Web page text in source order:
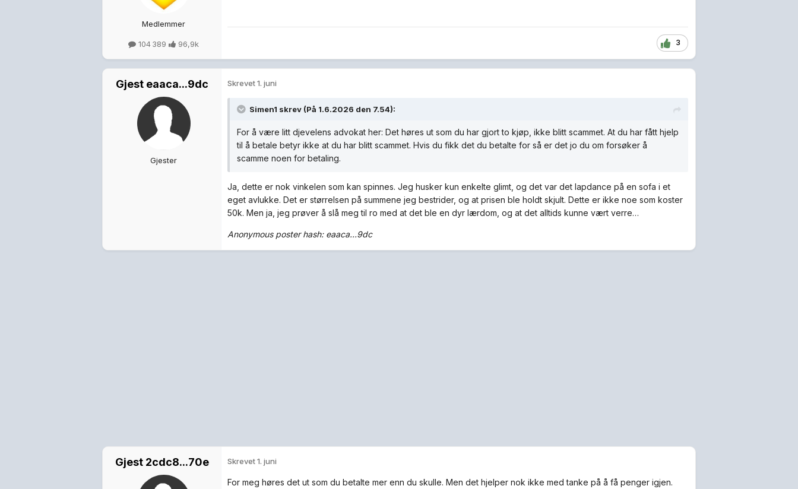
Medlemmer
104 389 96,9k 3
Gjest eaaca...9dc
Gjester
Skrevet1. juni
Simen1 skrev (På 1.6.2026 den 7.54):
For å være litt djevelens advokat her: Det høres ut som du har gjort to kjøp, ikke blitt scammet. At du har fått hjelp
til å betale betyr ikke at du har blitt scammet. Hvis du fikk det du betalte for så er det jo du om forsøker å
scamme noen for betaling.
Ja, dette er nok vinkelen som kan spinnes. Jeg husker kun enkelte glimt, og det var det lapdance på en sofa i et
eget avlukke. Det er størrelsen på summene jeg bestrider, og at prisen ble holdt skjult. Dette er ikke noe som koster
50k. Men ja, jeg prøver å slå meg til ro med at det ble en dyr lærdom, og at det alltids kunne vært verre…
Anonymous poster hash: eaaca...9dc
Gjest 2cdc8...70e Skrevet1. juni
For meg høres det ut som du betalte mer enn du skulle. Men det hjelper nok ikke med tanke på å få penger igjen.